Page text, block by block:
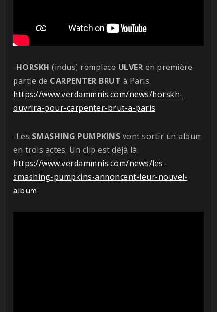
-HORSKH (indus) remplace ULVER en première
partie de CARPENTER BRUT à Paris.
https://www.verdammnis.com/news/horskh-
ouvrira-pour-carpenter-brut-a-paris
-Les SMASHING PUMPKINS vont sortir un album
en trois actes. Un clip est déjà là.
https://www.verdammnis.com/news/les-
smashing-pumpkins-annoncent-leur-nouvel-
album